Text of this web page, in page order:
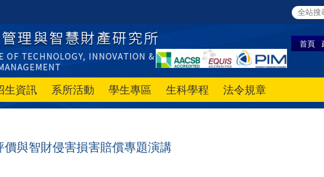
首頁
生資訊 系所活動 學生專區 生科學程 法令規章
價與智財侵害損害賠償專題演講